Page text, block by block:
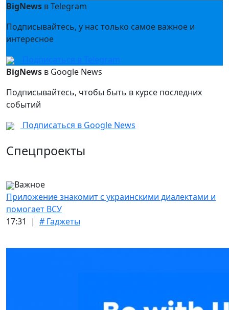
BigNews в Telegram
Подписывайтесь, у нас только самое важное и
интересное
Подписаться в Telegram
BigNews в Google News
Подписывайтесь, чтобы быть в курсе последних
событий
Подписаться в Google News
Спецпроекты
Важное
Приложение знакомит с украинскими диалектами и
помогает ВСУ
17:31 | # Гаджеты